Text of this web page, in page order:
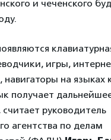
и чеченского
игры,
навигаторы на языках
получает
считает руководитель
агентства по делам